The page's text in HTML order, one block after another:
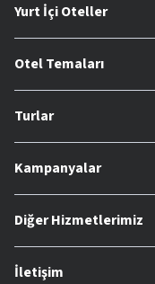
Yurt İçi Oteller
Otel Temaları
Turlar
Kampanyalar
Diğer Hizmetlerimiz
İletişim